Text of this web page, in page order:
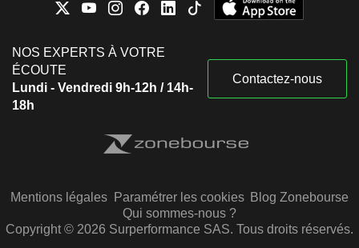
NOS EXPERTS À VOTRE
ÉCOUTE
Lundi - Vendredi 9h-12h / 14h-
18h
Contactez-nous
Mentions légales Paramétrer les cookies Blog Zonebourse
Qui sommes-nous ?
Copyright © 2026 Surperformance SAS. Tous droits réservés.